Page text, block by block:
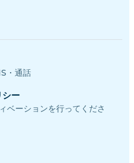
・通話
シー
ベーションを行ってくださ